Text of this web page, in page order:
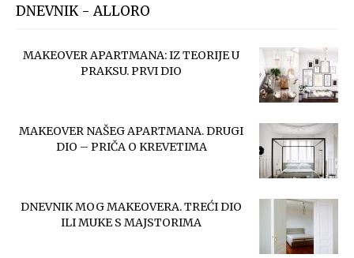
DNEVNIK - ALLORO
MAKEOVER APARTMANA: IZ TEORIJE U
PRAKSU. PRVI DIO
MAKEOVER NAŠEG APARTMANA. DRUGI
DIO – PRIČA O KREVETIMA
DNEVNIK MOG MAKEOVERA. TREĆI DIO
ILI MUKE S MAJSTORIMA